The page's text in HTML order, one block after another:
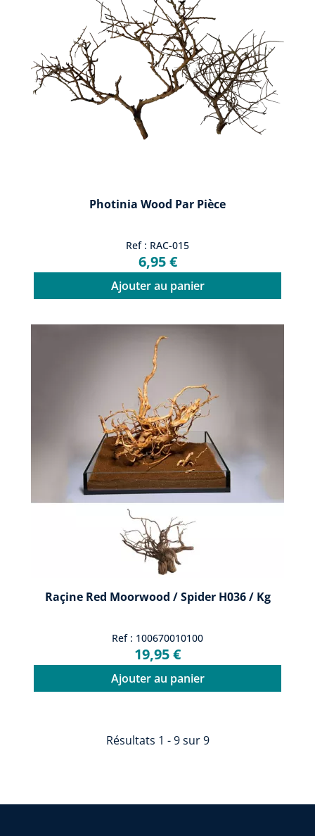
Photinia Wood Par Pièce
Ref : RAC-015
6,95 €
Ajouter au panier
Raçine Red Moorwood / Spider H036 / Kg
Ref : 100670010100
19,95 €
Ajouter au panier
Résultats 1 - 9 sur 9